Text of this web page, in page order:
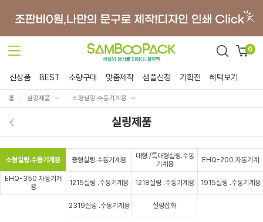
0
신상품 BEST 소량구매 맞춤제작 샘플신청 기획전 혜택보기
홈 실링제품 소형실링.수동기계용
실링제품
소형실링.수동기계용 중형실링.수동기계용
대형 /특대형실링.수동
기계용
EHQ-200 자동기계
EHQ-350 자동기계
용
1215실링 .수동기계용 1218실링 .수동기계용 1915실링 .수동기계용
2319실링 .수동기계용 실링잡화